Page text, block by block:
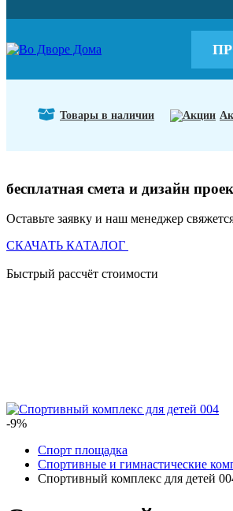
Товары в наличии
бесплатная смета и дизайн
Оставьте заявку и наш менеджер
СКАЧАТЬ КАТАЛОГ
Быстрый рассчёт стоимости
-9%
Спорт площадка
Спортивные и гимнастические
Спортивный комплекс для детей